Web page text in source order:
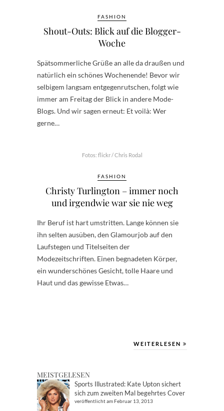
FASHION
Shout-Outs: Blick auf die Blogger-
Woche
Spätsommerliche Grüße an alle da draußen und
natürlich ein schönes Wochenende! Bevor wir
selbigem langsam entgegenrutschen, folgt wie
immer am Freitag der Blick in andere Mode-
Blogs. Und wir sagen erneut: Et voilà: Wer
gerne…
Fotos: flickr / Chris Rodal
FASHION
Christy Turlington – immer noch
und irgendwie war sie nie weg
Ihr Beruf ist hart umstritten. Lange können sie
ihn selten ausüben, den Glamourjob auf den
Laufstegen und Titelseiten der
Modezeitschriften. Einen begnadeten Körper,
ein wunderschönes Gesicht, tolle Haare und
Haut und das gewisse Etwas…
WEITERLESEN
MEISTGELESEN
Sports Illustrated: Kate Upton sichert
sich zum zweiten Mal begehrtes Cover
veröffentlicht am Februar 13, 2013